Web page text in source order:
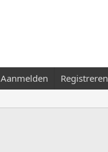
Aanmelden Registreren